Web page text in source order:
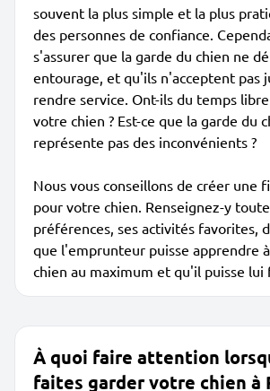
souvent la plus simple et la plus
des personnes de confiance.
s'assurer que la garde du chien ne
entourage, et qu'ils n'acceptent pas
rendre service. Ont-ils du temps
votre chien ? Est-ce que la garde du
représente pas des inconvénients ?
Nous vous conseillons de créer une
pour votre chien. Renseignez-y
préférences, ses activités favorites,
que l'emprunteur puisse apprendre
chien au maximum et qu'il puisse lui
À quoi faire attention
faites garder votre chien à